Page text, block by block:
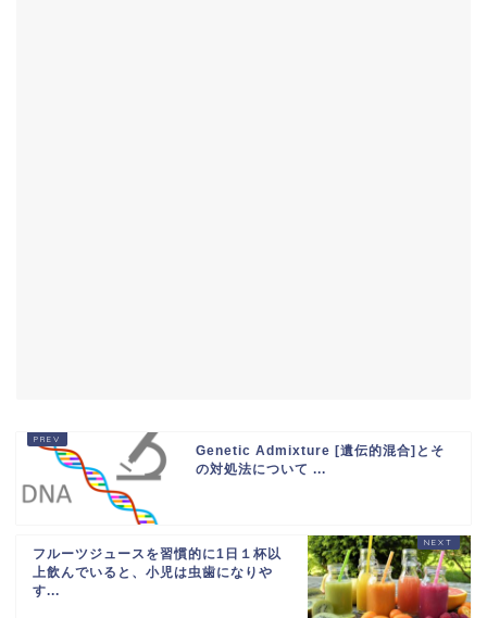
Genetic Admixture [遺伝的混合]とそ
の対処法について ...
フルーツジュースを習慣的に1日１杯以
上飲んでいると、小児は虫歯になりや
す...